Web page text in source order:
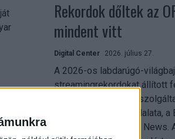
Rekordok dőltek az
mindent vitt
Digital Center 2026. július 27.
A 2026-os labdarúgó-
streamingrekordokat állított
közszolgálati
technológiai leányvállalata,
– írja a Broadband TV